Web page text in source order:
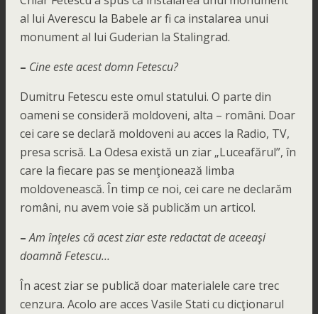
al lui Averescu la Babele ar fi ca instalarea unui
monument al lui Guderian la Stalingrad.
– Cine este acest domn Fetescu?
Dumitru Fetescu este omul statului. O parte din
oameni se consideră moldoveni, alta – români. Doar
cei care se declară moldoveni au acces la Radio, TV,
presa scrisă. La Odesa există un ziar „Luceafărul”, în
care la fiecare pas se menţionează limba
moldovenească. În timp ce noi, cei care ne declarăm
români, nu avem voie să publicăm un articol.
–Am înţeles că acest ziar este redactat de aceeaşi
doamnă Fetescu…
În acest ziar se publică doar materialele care trec
cenzura. Acolo are acces Vasile Stati cu dicţionarul